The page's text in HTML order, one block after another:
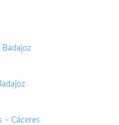
– Cáceres